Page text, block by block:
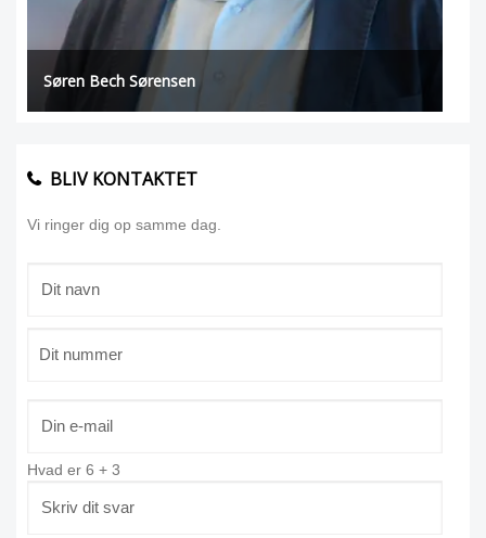
Søren Bech Sørensen
BLIV KONTAKTET
Vi ringer dig op samme dag.
Hvad er 6 + 3